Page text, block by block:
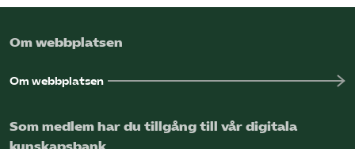
Om webbplatsen
Om webbplatsen
Som medlem har du tillgång till vår digitala